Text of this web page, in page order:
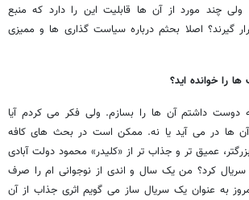
چند مورد از آن ها قابلیت این را دارد که منبع
گیرند؟ اصلا بحثم درباره سیاست گذاری ها و ممیزی
ها را خوانده اید؟
دوست داشتم آن ها را بسازم. ولی فکر می کردم آیا
آن ها در می آید یا نه. ممکن است در بحث های کافه
عمیق تر و جذاب تر از «کلیدر» محمود دولت آبادی
سریال کرد؟ من یک سال و اندی از نوجوانی ام را صرف
به عنوان یک سریال ساز می گویم اثری جذاب از آن